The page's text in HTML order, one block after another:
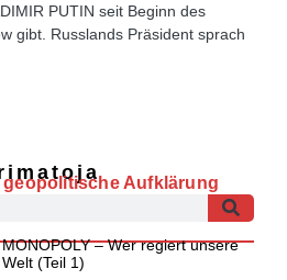
PUTIN seit Beginn des
gibt. Russlands Präsident sprach
geopolitische Aufklärung
MONOPOLY – Wer regiert unsere
Welt (Teil 1)